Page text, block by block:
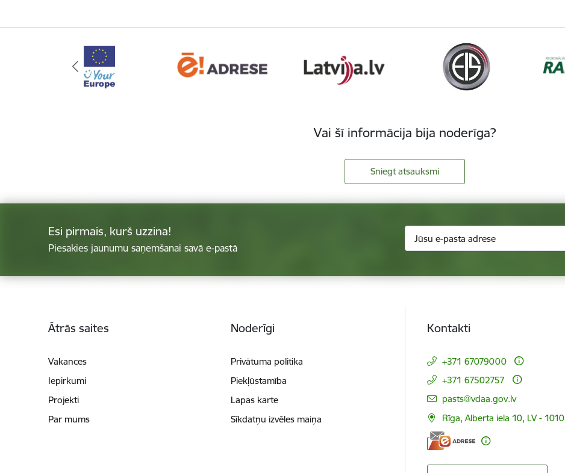
Vai šī informācija bija noderīga?
Sniegt atsauksmi
Esi pirmais, kurš uzzina!
Piesakies jaunumu saņemšanai savā e-pastā
Ātrās saites
Vakances
Iepirkumi
Projekti
Par mums
Noderīgi
Privātuma politika
Piekļūstamība
Lapas karte
Sīkdatņu izvēles maiņa
Kontakti
+371 67079000
+371 67502757
E-pasts:
pasts@vdaa.gov.lv
Rīga, Alberta iela 10, LV - 1010